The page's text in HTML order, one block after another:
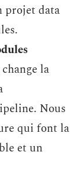
projet data
change la
Nous
qui font la
et un